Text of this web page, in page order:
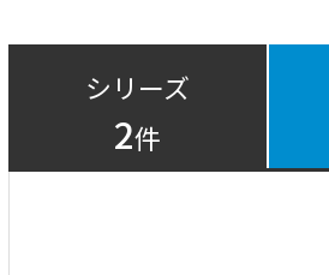
シリーズ
2件